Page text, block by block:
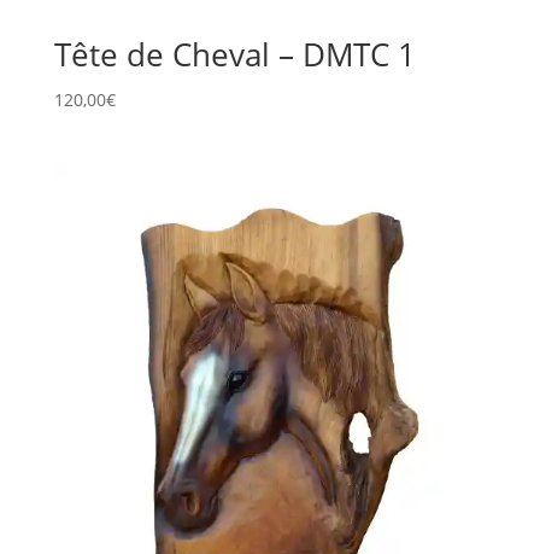
Tête de Cheval – DMTC 1
120,00€